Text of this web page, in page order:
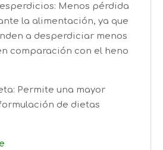
Menos pérdida
la alimentación, ya que
a desperdiciar menos
comparación con el heno
Permite una mayor
de dietas